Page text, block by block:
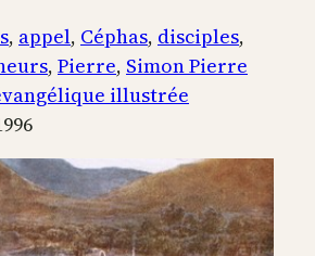
, appel, Céphas, disciples
, Pierre, Simon Pierre
illustrée